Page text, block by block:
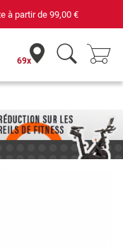
à partir de 99,00 €
69x